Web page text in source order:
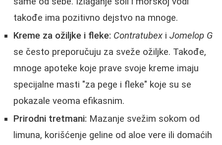
takođe ima pozitivno dejstvo na mnoge.
Kreme za ožiljke i fleke: Contratubex i Jomelop G
se često preporučuju za sveže ožiljke. Takođe,
mnoge apoteke koje prave svoje kreme imaju
specijalne masti "za pege i fleke" koje su se
pokazale veoma efikasnim.
Prirodni tretmani: Mazanje svežim sokom od
limuna, korišćenje geline od aloe vere ili domaćih